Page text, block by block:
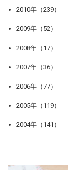
2010年（239）
2009年（52）
2008年（17）
2007年（36）
2006年（77）
2005年（119）
2004年（141）